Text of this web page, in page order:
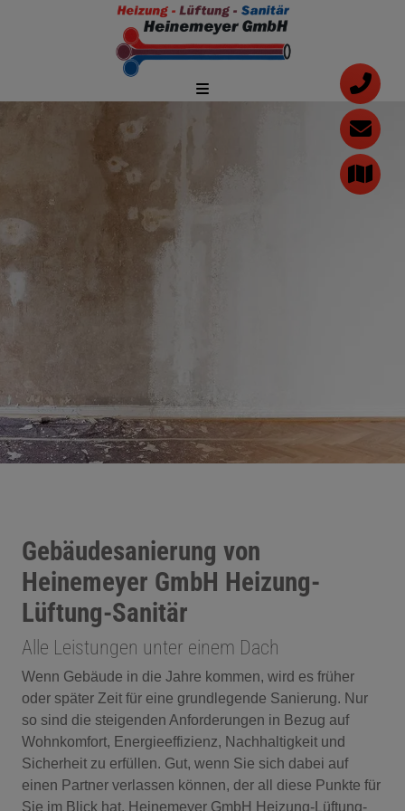
Gebäudesanierung von
Heinemeyer GmbH Heizung-
Lüftung-Sanitär
Alle Leistungen unter einem Dach
Wenn Gebäude in die Jahre kommen, wird es früher
oder später Zeit für eine grundlegende Sanierung. Nur
so sind die steigenden Anforderungen in Bezug auf
Wohnkomfort, Energieeffizienz, Nachhaltigkeit und
Sicherheit zu erfüllen. Gut, wenn Sie sich dabei auf
einen Partner verlassen können, der all diese Punkte für
Sie im Blick hat. Heinemeyer GmbH Heizung-Lüftung-